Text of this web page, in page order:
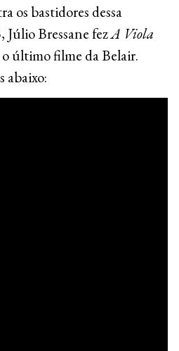
os bastidores dessa
Júlio Bressane fezA Viola
último filme da Belair.
abaixo: